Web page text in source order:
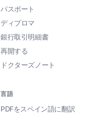
パスポート
ディプロマ
銀行取引明細書
再開する
ドクターズノート
言語
PDFをスペイン語に翻訳